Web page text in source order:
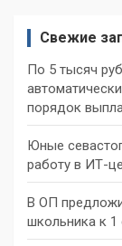
Свежие
По 5 тысяч
порядок
Юные
работу в ИТ-
В ОП
школьника к 1